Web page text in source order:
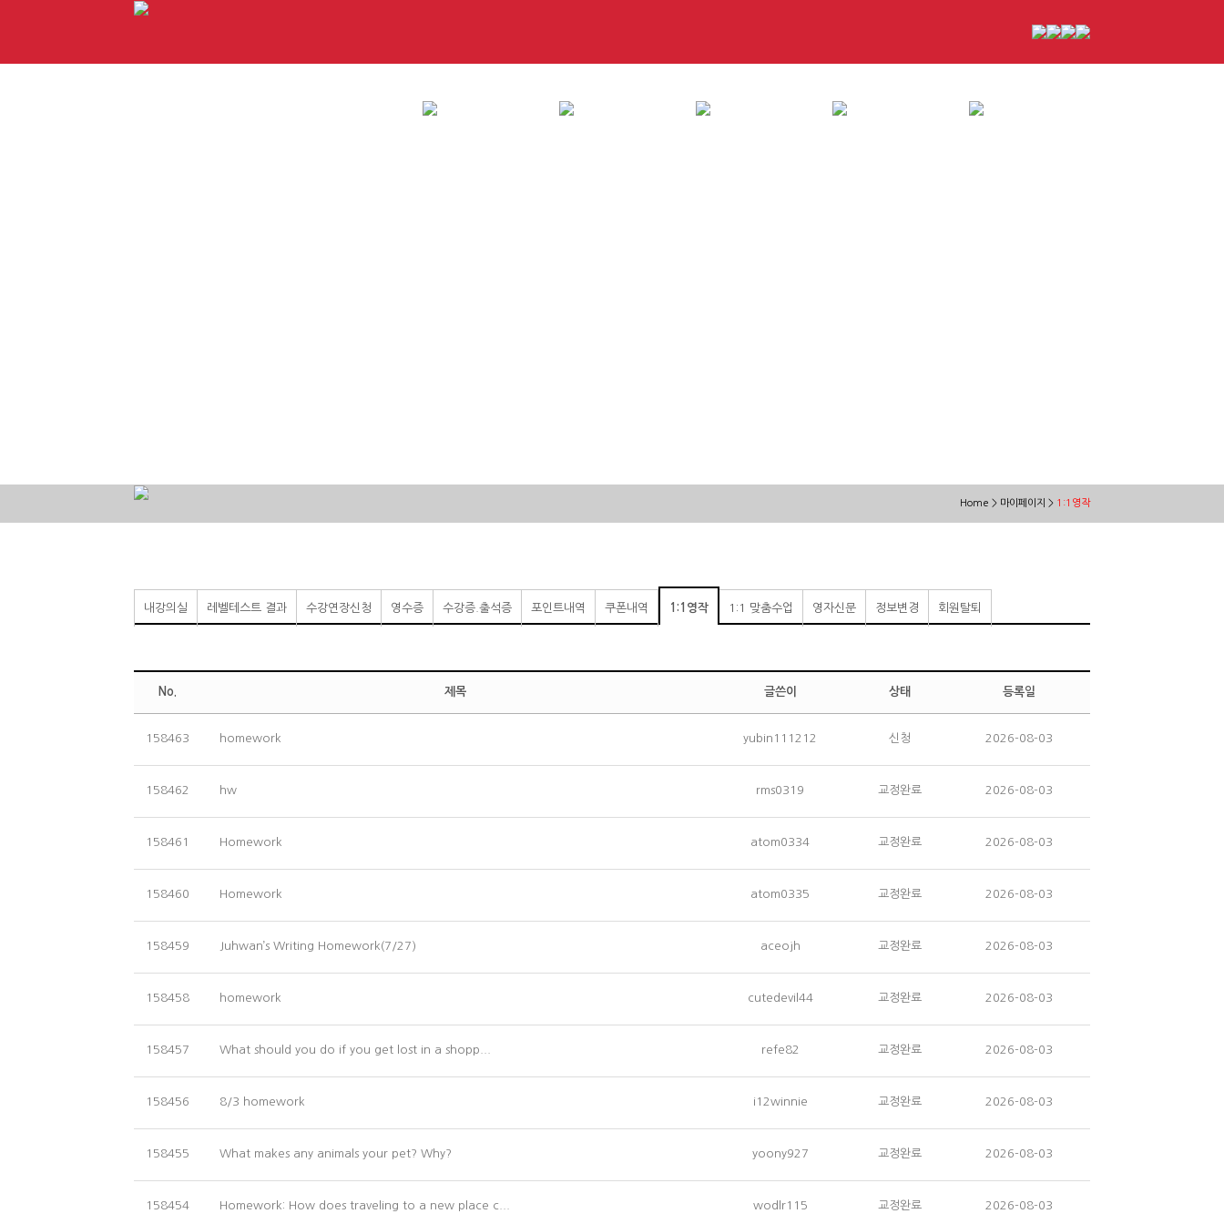
Home > 마이페이지 > 1:1영작
내강의실 레벨테스트 결과 수강연장신청 영수증 수강증.출석증 포인트내역 쿠폰내역 1:1영작 1:1 맞춤수업 영자신문 정보변경 회원탈퇴
No. 제목 글쓴이 상태 등록일
158463 homework yubin111212 신청 2026-08-03
158462 hw rms0319 교정완료 2026-08-03
158461 Homework atom0334 교정완료 2026-08-03
158460 Homework atom0335 교정완료 2026-08-03
158459 Juhwan’s Writing Homework(7/27) aceojh 교정완료 2026-08-03
158458 homework cutedevil44 교정완료 2026-08-03
158457 What should you do if you get lost in a shopp... refe82 교정완료 2026-08-03
158456 8/3 homework i12winnie 교정완료 2026-08-03
158455 What makes any animals your pet? Why? yoony927 교정완료 2026-08-03
158454 Homework: How does traveling to a new place c... wodlr115 교정완료 2026-08-03